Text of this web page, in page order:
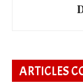
ARTICLES